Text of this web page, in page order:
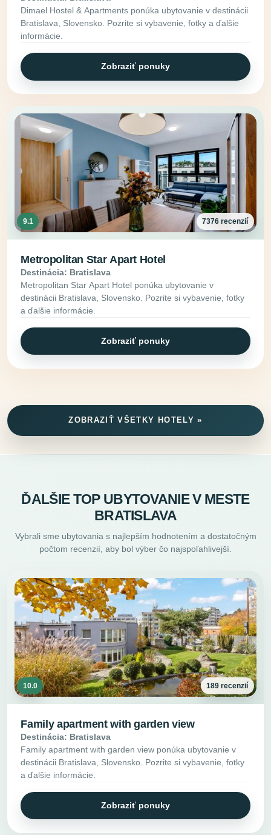
Dimael Hostel & Apartments ponúka ubytovanie v destinácii
Bratislava, Slovensko. Pozrite si vybavenie, fotky a ďalšie
informácie.
Zobraziť ponuky
9.1 7376 recenzií
Metropolitan Star Apart Hotel
Destinácia: Bratislava
Metropolitan Star Apart Hotel ponúka ubytovanie v
destinácii Bratislava, Slovensko. Pozrite si vybavenie, fotky
a ďalšie informácie.
Zobraziť ponuky
ZOBRAZIŤ VŠETKY HOTELY »
ĎALŠIE TOP UBYTOVANIE V MESTE
BRATISLAVA
Vybrali sme ubytovania s najlepším hodnotením a dostatočným
počtom recenzií, aby bol výber čo najspoľahlivejší.
10.0 189 recenzií
Family apartment with garden view
Destinácia: Bratislava
Family apartment with garden view ponúka ubytovanie v
destinácii Bratislava, Slovensko. Pozrite si vybavenie, fotky
a ďalšie informácie.
Zobraziť ponuky